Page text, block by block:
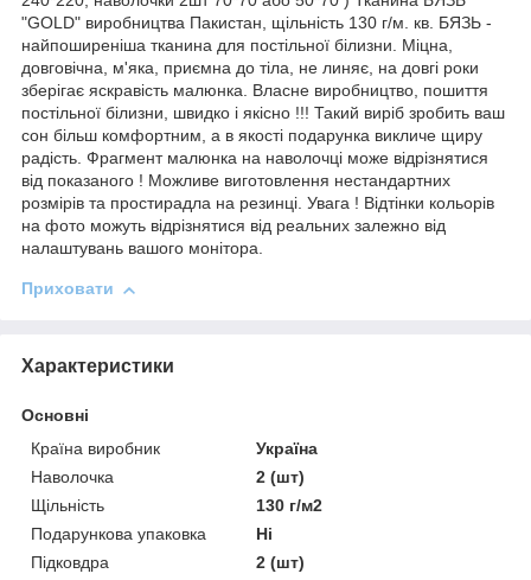
"GOLD" виробництва Пакистан, щільність 130 г/м. кв. БЯЗЬ -
найпоширеніша тканина для постільної білизни. Міцна,
довговічна, м'яка, приємна до тіла, не линяє, на довгі роки
зберігає яскравість малюнка. Власне виробництво, пошиття
постільної білизни, швидко і якісно !!! Такий виріб зробить ваш
сон більш комфортним, а в якості подарунка викличе щиру
радість. Фрагмент малюнка на наволочці може відрізнятися
від показаного ! Можливе виготовлення нестандартних
розмірів та простирадла на резинці. Увага ! Відтінки кольорів
на фото можуть відрізнятися від реальних залежно від
налаштувань вашого монітора.
Приховати
Характеристики
Основні
Країна виробник
Україна
Наволочка
2 (шт)
Щільність
130 г/м2
Подарункова упаковка
Ні
Підковдра
2 (шт)